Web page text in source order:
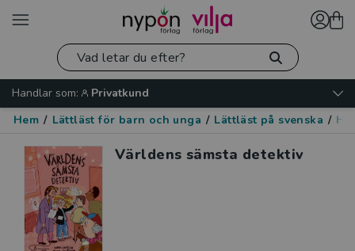
Handlar som:
Privatkund
Hem / Lättläst för barn och unga / Lättläst på svenska /
Världens sämsta detektiv